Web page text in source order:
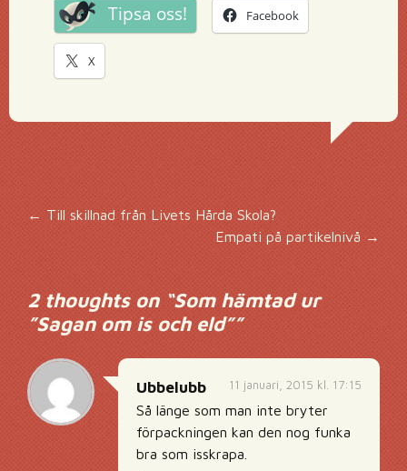
Tipsa oss! Facebook
X
Inläggsnavigering
←Till skillnad från Livets Hårda Skola?
Empati på partikelnivå→
2 thoughts on “Som hämtad ur
”Sagan om is och eld””
11 januari, 2015 kl. 17:15
Ubbelubb
Så länge som man inte bryter
förpackningen kan den nog funka
bra som isskrapa.